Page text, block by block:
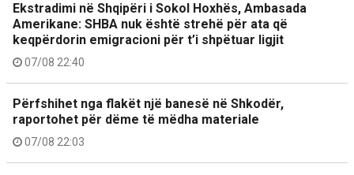
Ekstradimi në Shqipëri i Sokol Hoxhës, Ambasada
Amerikane: SHBA nuk është strehë për ata që
keqpërdorin emigracioni për t’i shpëtuar ligjit
07/08 22:40
Përfshihet nga flakët një banesë në Shkodër,
raportohet për dëme të mëdha materiale
07/08 22:03